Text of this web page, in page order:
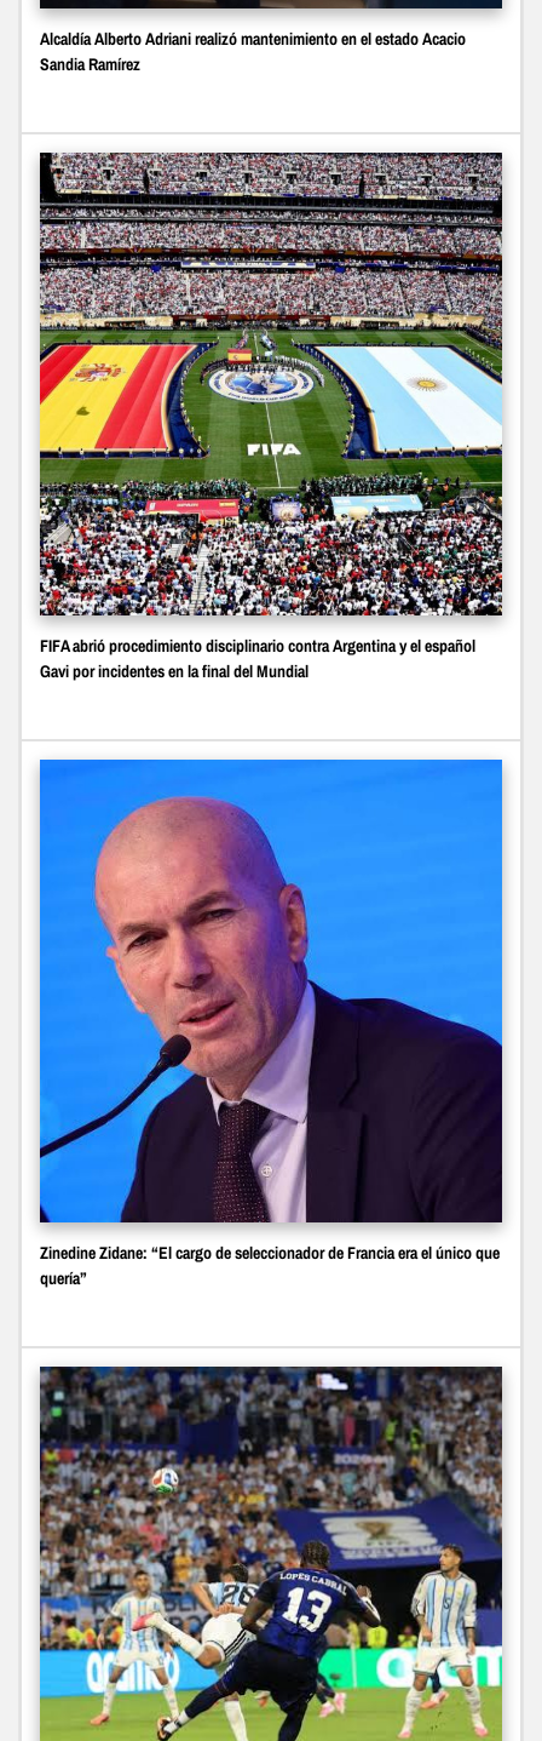
Alcaldía Alberto Adriani realizó mantenimiento en el estado Acacio
Sandia Ramírez
FIFA abrió procedimiento disciplinario contra Argentina y el español
Gavi por incidentes en la final del Mundial
Zinedine Zidane: “El cargo de seleccionador de Francia era el único que
quería”